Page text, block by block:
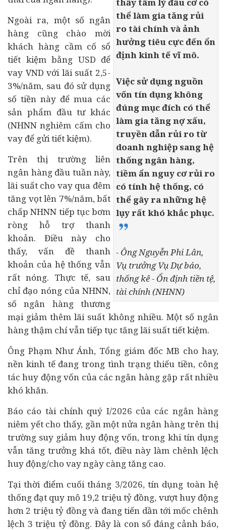
thể làm gia tăng rủi
ro tài chính và ảnh
hưởng tiêu cực đến ổn
định kinh tế vĩ mô.
Việc sử dụng nguồn
vốn tín dụng không
đúng mục đích có thể
làm gia tăng nợ xấu,
truyền dẫn rủi ro từ
doanh nghiệp sang hệ
thống ngân hàng,
tiềm ẩn nguy cơ rủi ro
có tính hệ thống, có
thể gây ra những hệ
lụy rất khó khắc phục.
- Ông Nguyễn Phi Lân,
Vụ trưởng Vụ Dự báo,
thống kê - Ổn định tiền tệ,
tài chính (NHNN)
Ngoài ra, một số ngân
hàng cũng chào mời
khách hàng cầm cố sổ
tiết kiệm bằng USD để
vay VND với lãi suất 2,5-
3%/năm, sau đó sử dụng
số tiền này để mua các
sản phẩm đầu tưkhác
(NHNN nghiêm cấm cho
vay để gửi tiết kiệm).
Trên thị trường liên
ngân hàng đầu tuần này,
lãi suất cho vay qua đêm
tăng vọt lên 7%/năm, bất
chấp NHNN tiếp tục bơm
ròng hỗ trợ thanh
khoản. Điều này cho
thấy, vấn đề thanh
khoản của hệ thống vẫn
rất nóng. Thực tế, sau
chỉ đạo nóng của NHNN,
số ngân hàng thương
mại giảm thêm lãi suất không nhiều. Một số ngân
hàng thậm chí vẫn tiếp tục tăng lãi suất tiết kiệm.
Ông Phạm Như Ánh, Tổng giám đốc MB cho hay,
nền kinh tếđang trong tình trạng thiếu tiền, công
tác huy động vốn của các ngân hàng gặp rất nhiều
khó khăn.
Báo cáo tài chính quý I/2026 của các ngân hàng
niêm yết cho thấy, gần một nửa ngân hàng trên thị
trường suy giảm huy động vốn, trong khi tín dụng
vẫn tăng trưởng khá tốt, điều này làm chênh lệch
huy động/cho vay ngày càng tăng cao.
Tại thời điểm cuối tháng 3/2026, tín dụng toàn hệ
thống đạt quy mô 19,2 triệu tỷ đồng, vượt huy động
hơn 2 triệu tỷ đồng và đang tiến dần tới mốc chênh
lệch 3 triệu tỷ đồng. Đây là con số đáng cảnh báo,